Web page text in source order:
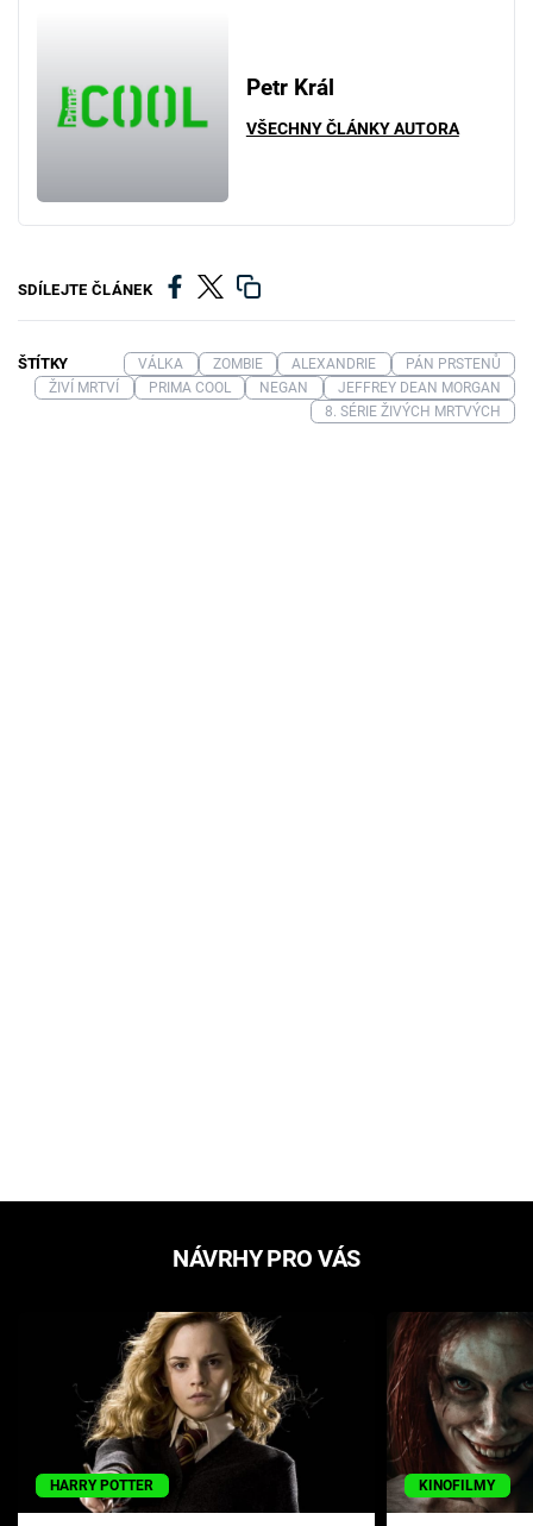
Petr Král
VŠECHNY ČLÁNKY AUTORA
SDÍLEJTE ČLÁNEK
ŠTÍTKY VÁLKA ZOMBIE ALEXANDRIE
PÁN PRSTENŮ
ŽIVÍ MRTVÍ
PRIMA COOL NEGAN
JEFFREY DEAN MORGAN
8. SÉRIE ŽIVÝCH MRTVÝCH
NÁVRHY PRO VÁS
HARRY POTTER KINOFILMY